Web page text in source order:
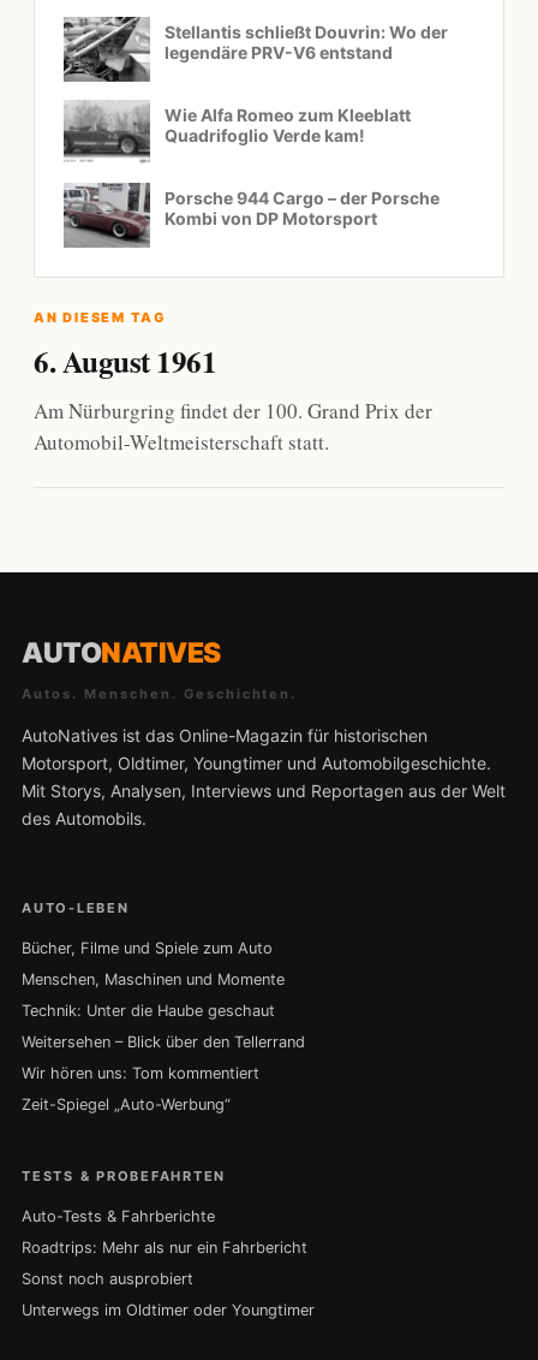
Stellantis schließt Douvrin: Wo der
legendäre PRV-V6 entstand
Wie Alfa Romeo zum Kleeblatt
Quadrifoglio Verde kam!
Porsche 944 Cargo – der Porsche
Kombi von DP Motorsport
AN DIESEM TAG
6. August 1961
Am Nürburgring findet der 100. Grand Prix der
Automobil-Weltmeisterschaft statt.
AUTONATIVES
Autos. Menschen. Geschichten.
AutoNatives ist das Online-Magazin für historischen
Motorsport, Oldtimer, Youngtimer und Automobilgeschichte.
Mit Storys, Analysen, Interviews und Reportagen aus der Welt
des Automobils.
AUTO-LEBEN
Bücher, Filme und Spiele zum Auto
Menschen, Maschinen und Momente
Technik: Unter die Haube geschaut
Weitersehen – Blick über den Tellerrand
Wir hören uns: Tom kommentiert
Zeit-Spiegel „Auto-Werbung“
TESTS & PROBEFAHRTEN
Auto-Tests & Fahrberichte
Roadtrips: Mehr als nur ein Fahrbericht
Sonst noch ausprobiert
Unterwegs im Oldtimer oder Youngtimer